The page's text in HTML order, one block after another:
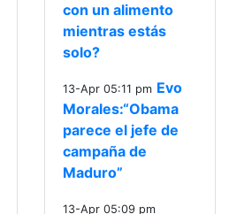
con un alimento
mientras estás
solo?
13-Apr 05:11 pm Evo
Morales:“Obama
parece el jefe de
campaña de
Maduro”
13-Apr 05:09 pm